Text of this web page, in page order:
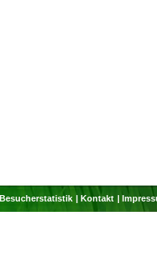
Besucherstatistik Kontakt